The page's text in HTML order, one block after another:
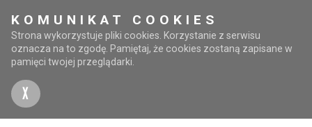
KOMUNIKAT COOKIES
Strona wykorzystuje pliki cookies. Korzystanie z serwisu
oznacza na to zgodę. Pamiętaj, że cookies zostaną zapisane w
pamięci twojej przeglądarki.
X